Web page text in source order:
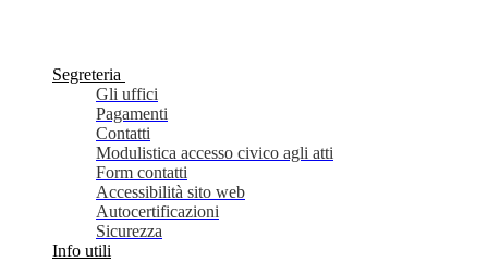
Segreteria
Gli uffici
Pagamenti
Contatti
Modulistica accesso civico agli atti
Form contatti
Accessibilità sito web
Autocertificazioni
Sicurezza
Info utili